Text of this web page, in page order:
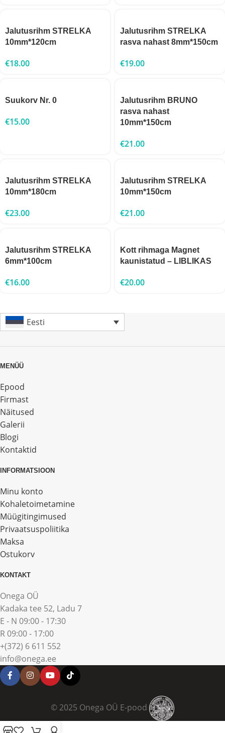
Jalutusrihm STRELKA
10mm*120cm
€18.00
Jalutusrihm STRELKA
rasva nahast 8mm*150cm
€19.00
Suukorv Nr. 0
€15.00
Jalutusrihm BRUNO
rasva nahast
10mm*150cm
€21.00
Jalutusrihm STRELKA
10mm*180cm
€23.00
Jalutusrihm STRELKA
10mm*150cm
€21.00
Jalutusrihm STRELKA
6mm*100cm
€16.00
Kott rihmaga Magnet
kaunistatud – LIBLIKAS
€20.00
Eesti
MENÜÜ
Epood
Firmast
Näitused
Galerii
Blogi
Kontaktid
INFORMATSIOON
Minu konto
Kohaletoimetamine
Müügitingimused
Privaatsuspoliitika
Maksa
Ostukorv
KONTAKT
Onega OÜ
Kadaka tee 52, Ladu 7
E - N 09:00 - 17:30
R 09:00 - 17:00
+(372) 6 611 552
info@onega.ee
© 2025 Onega OÜ E-pood